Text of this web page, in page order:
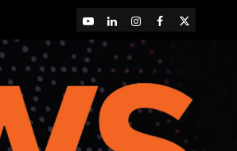
YouTubeLinkedInInstagram
Facebook
X